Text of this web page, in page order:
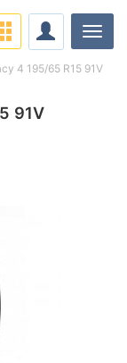
91V
4 195/65 R15 91V